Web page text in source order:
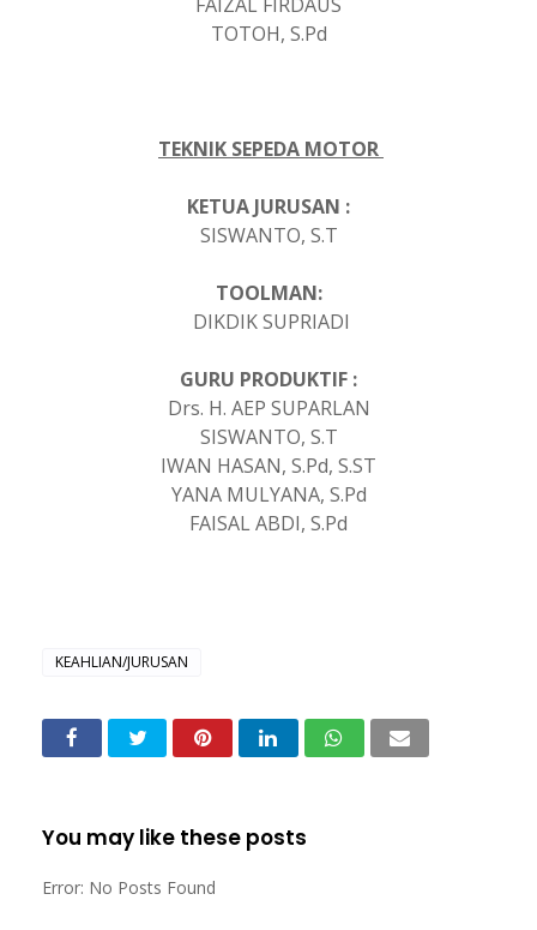
TOTOH, S.Pd
TEKNIK SEPEDA MOTOR
KETUA JURUSAN :
SISWANTO, S.T
TOOLMAN:
DIKDIK SUPRIADI
GURU PRODUKTIF :
Drs. H. AEP SUPARLAN
SISWANTO, S.T
IWAN HASAN, S.Pd, S.ST
YANA MULYANA, S.Pd
FAISAL ABDI, S.Pd
KEAHLIAN/JURUSAN
You may like these posts
Error: No Posts Found